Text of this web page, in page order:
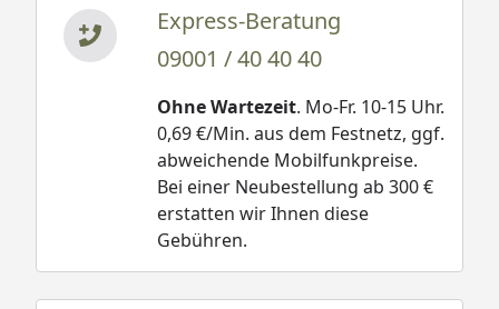
Express-Beratung
09001 / 40 40 40
Ohne Wartezeit. Mo-Fr. 10-15 Uhr.
0,69 €/Min. aus dem Festnetz, ggf.
abweichende Mobilfunkpreise.
Bei einer Neubestellung ab 300 €
erstatten wir Ihnen diese
Gebühren.